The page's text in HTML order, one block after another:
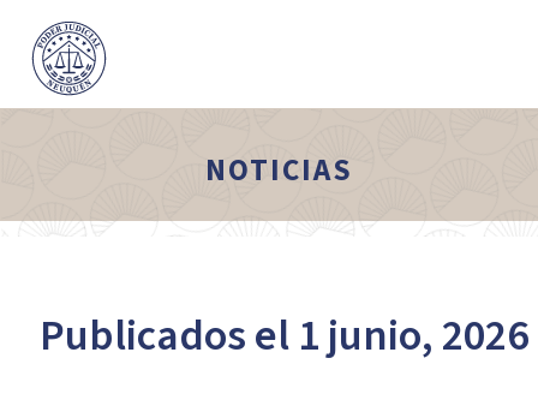
NOTICIAS
Publicados el 1 junio, 2026